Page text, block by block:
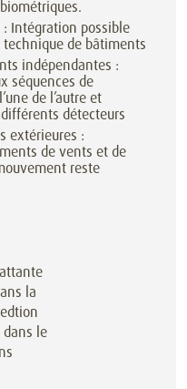
Intégration possible
de bâtiments
indépendantes :
séquences de
de l’autre et
détecteurs
extérieures :
de vents et de
reste
le